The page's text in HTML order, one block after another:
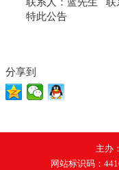
特此公告
分享到
主办
网站标识码：